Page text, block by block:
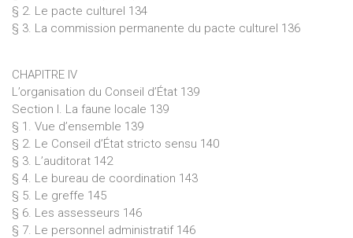
§ 2. Le pacte culturel 134
§ 3. La commission permanente du pacte culturel 136
CHAPITRE IV
L’organisation du Conseil d’État 139
Section I. La faune locale 139
§ 1. Vue d’ensemble 139
§ 2. Le Conseil d’État stricto sensu 140
§ 3. L’auditorat 142
§ 4. Le bureau de coordination 143
§ 5. Le greffe 145
§ 6. Les assesseurs 146
§ 7. Le personnel administratif 146